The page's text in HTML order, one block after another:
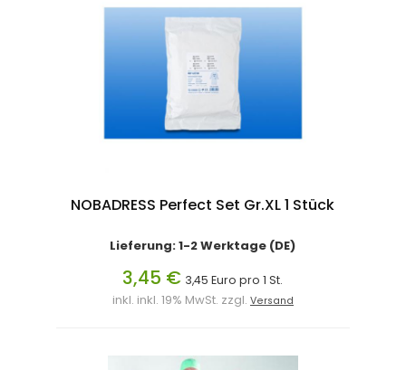
NOBADRESS Perfect Set Gr.XL 1 Stück
Lieferung: 1-2 Werktage (DE)
3,45 € 3,45 Euro pro 1 St.
inkl. inkl. 19% MwSt. zzgl. Versand